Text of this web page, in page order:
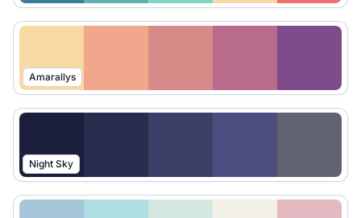
Amarallys
Night Sky